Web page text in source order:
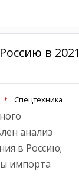
в 2021
Спецтехника
анализ
в Россию;
импорта